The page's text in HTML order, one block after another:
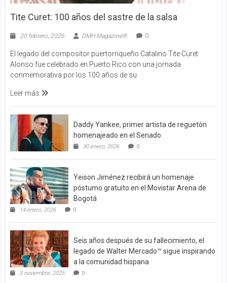
Tite Curet: 100 años del sastre de la salsa
20 febrero, 2026 DMH Magazine® 0
El legado del compositor puertorriqueño Catalino Tite Curet
Alonso fue celebrado en Puerto Rico con una jornada
conmemorativa por los 100 años de su
Leer más
Daddy Yankee, primer artista de reguetón
homenajeado en el Senado
30 enero, 2026 0
Yeison Jiménez recibirá un homenaje
póstumo gratuito en el Movistar Arena de
Bogotá
14 enero, 2026 0
Seis años después de su fallecimiento, el
legado de Walter Mercado™ sigue inspirando
a la comunidad hispana
3 noviembre, 2025 0